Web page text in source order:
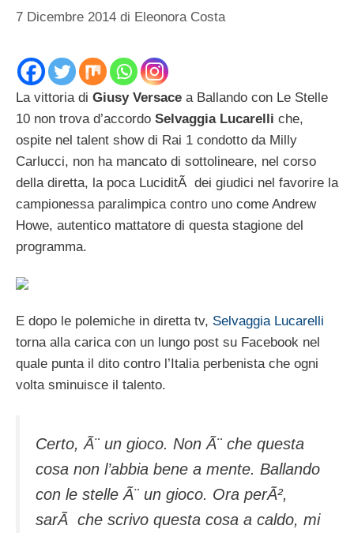
7 Dicembre 2014 di Eleonora Costa
La vittoria di Giusy Versace a Ballando con Le Stelle
10 non trova d’accordo Selvaggia Lucarelli che,
ospite nel talent show di Rai 1 condotto da Milly
Carlucci, non ha mancato di sottolineare, nel corso
della diretta, la poca LuciditÃ dei giudici nel favorire la
campionessa paralimpica contro uno come Andrew
Howe, autentico mattatore di questa stagione del
programma.
E dopo le polemiche in diretta tv, Selvaggia Lucarelli
torna alla carica con un lungo post su Facebook nel
quale punta il dito contro l’Italia perbenista che ogni
volta sminuisce il talento.
Certo, Ã¨ un gioco. Non Ã¨ che questa
cosa non l’abbia bene a mente. Ballando
con le stelle Ã¨ un gioco. Ora perÃ²,
sarÃ che scrivo questa cosa a caldo, mi